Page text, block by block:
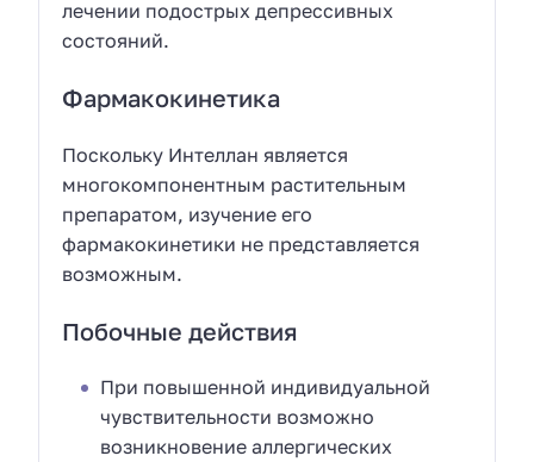
лечении подострых депрессивных
состояний.
Фармакокинетика
Поскольку Интеллан является
многокомпонентным растительным
препаратом, изучение его
фармакокинетики не представляется
возможным.
Побочные действия
При повышенной индивидуальной
чувствительности возможно
возникновение аллергических